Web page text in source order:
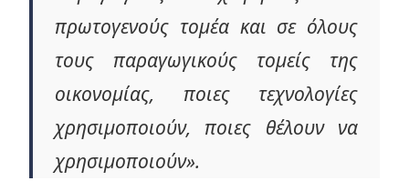
πρωτογενούς τομέα και σε όλους
τους παραγωγικούς τομείς της
οικονομίας, ποιες τεχνολογίες
χρησιμοποιούν, ποιες θέλουν να
χρησιμοποιούν».